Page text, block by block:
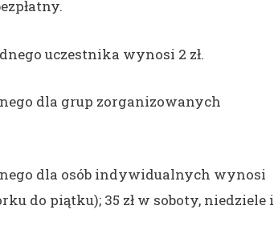
uczestnika wynosi 2 zł.
dla grup zorganizowanych
dla osób indywidualnych wynosi
do piątku); 35 zł w soboty, niedziele i